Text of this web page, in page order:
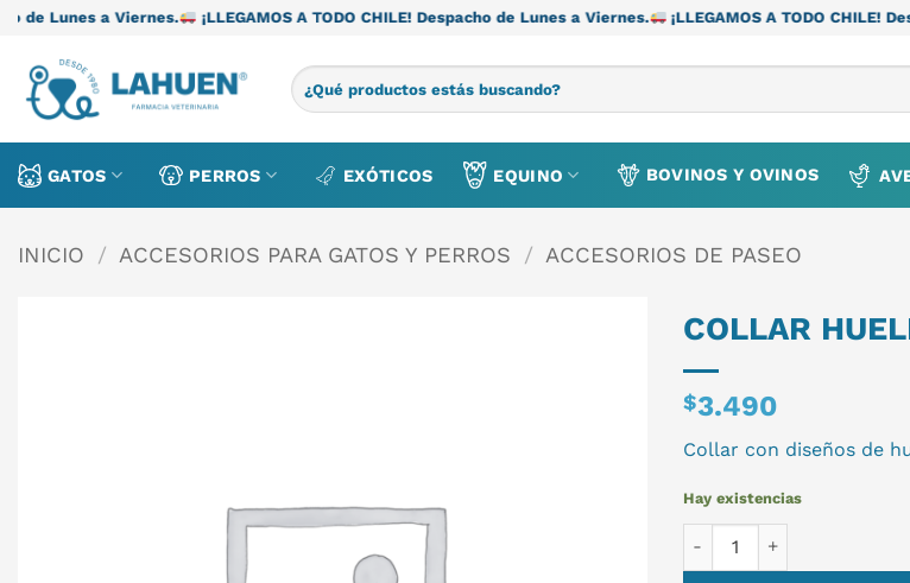
Saltar
contenido
a Viernes. ¡LLEGAMOS A TODO CHILE! Despacho de Lunes a Viernes. ¡LLEGAMOS A TODO CHILE! Despacho de
Buscar
por:
GATOS PERROS EXÓTICOS EQUINO BOVINOS Y OVINOS
INICIO / ACCESORIOS PARA GATOS Y PERROS / ACCESORIOS DE PASEO
COLLAR
$3.490
Collar con diseños de
Hay existencias